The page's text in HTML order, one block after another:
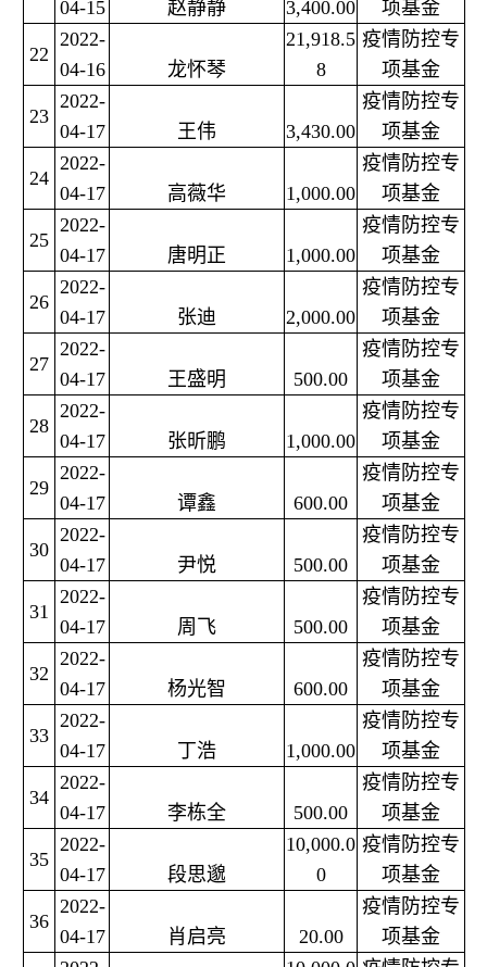
04-15
赵静静 3,400.00
项基金
22
2022-
04-16
龙怀琴
21,918.5
8
疫情防控专
项基金
23
2022-
04-17
王伟 3,430.00
疫情防控专
项基金
24
2022-
04-17
高薇华 1,000.00
疫情防控专
项基金
25
2022-
04-17
唐明正 1,000.00
疫情防控专
项基金
26
2022-
04-17
张迪 2,000.00
疫情防控专
项基金
27
2022-
04-17
王盛明 500.00
疫情防控专
项基金
28
2022-
04-17
张昕鹏 1,000.00
疫情防控专
项基金
29
2022-
04-17
谭鑫 600.00
疫情防控专
项基金
30
2022-
04-17
尹悦 500.00
疫情防控专
项基金
31
2022-
04-17
周飞 500.00
疫情防控专
项基金
32
2022-
04-17
杨光智 600.00
疫情防控专
项基金
33
2022-
04-17
丁浩 1,000.00
疫情防控专
项基金
34
2022-
04-17
李栋全 500.00
疫情防控专
项基金
35
2022-
04-17
段思邈
10,000.0
0
疫情防控专
项基金
36
2022-
04-17
肖启亮 20.00
疫情防控专
项基金